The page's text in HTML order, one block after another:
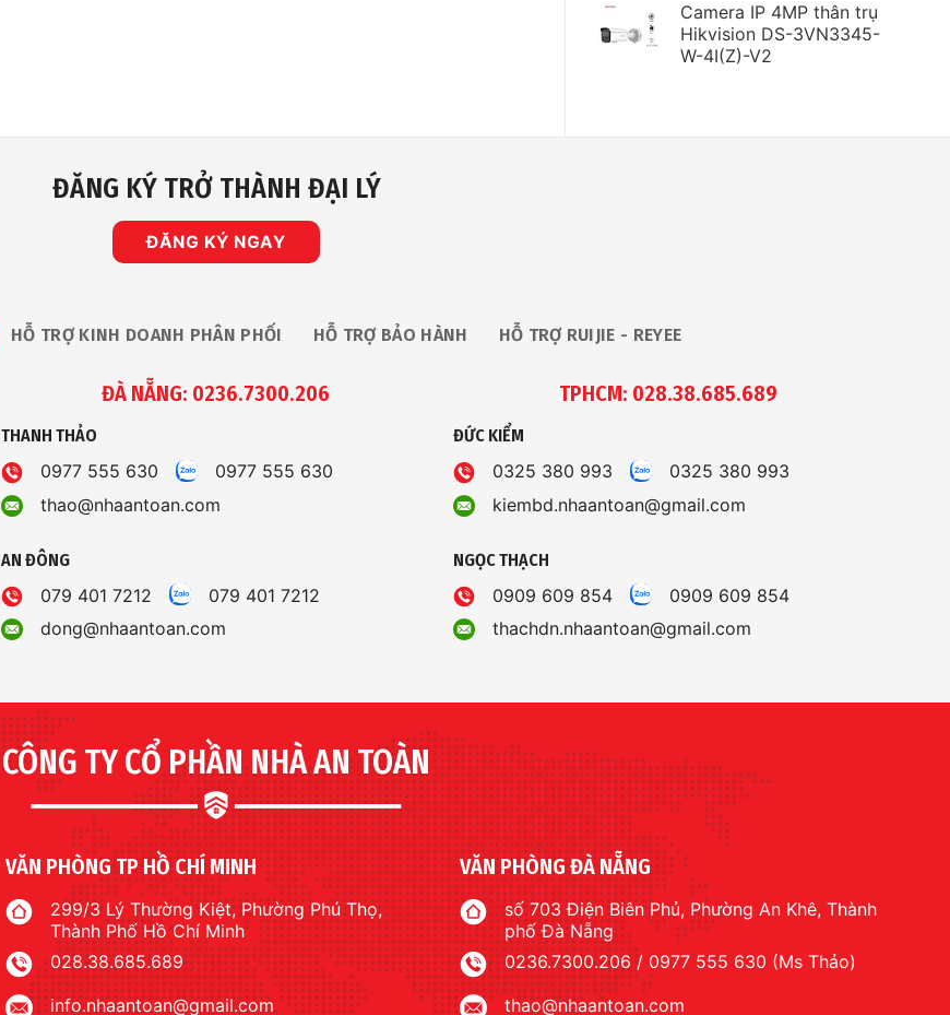
Camera IP 4MP thân trụ
Hikvision DS-3VN3345-
W-4I(Z)-V2
ĐĂNG KÝ TRỞ THÀNH ĐẠI LÝ
ĐĂNG KÝ NGAY
HỖ TRỢ KINH DOANH PHÂN PHỐI HỖ TRỢ BẢO HÀNH HỖ TRỢ RUIJIE - REYEE
ĐÀ NẴNG: 0236.7300.206
THANH THẢO
0977 555 630
0977 555 630
thao@nhaantoan.com
AN ĐÔNG
079 401 7212
079 401 7212
dong@nhaantoan.com
TPHCM: 028.38.685.689
ĐỨC KIỂM
0325 380 993
0325 380 993
kiembd.nhaantoan@gmail.com
NGỌC THẠCH
0909 609 854
0909 609 854
thachdn.nhaantoan@gmail.com
CÔNG TY CỔ PHẦN NHÀ AN TOÀN
VĂN PHÒNG TP HỒ CHÍ MINH
299/3 Lý Thường Kiệt, Phường Phú Thọ,
Thành Phố Hồ Chí Minh
028.38.685.689
info.nhaantoan@gmail.com
VĂN PHÒNG ĐÀ NẴNG
số 703 Điện Biên Phủ, Phường An Khê, Thành
phố Đà Nẵng
0236.7300.206 / 0977 555 630 (Ms Thảo)
thao@nhaantoan.com